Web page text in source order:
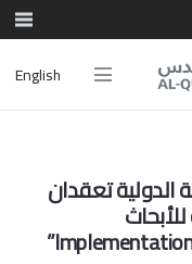
English
الدولية تعقدان